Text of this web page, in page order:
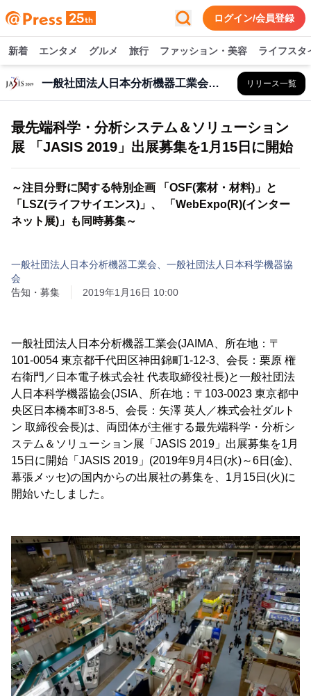
ログイン/会員登録
新着 エンタメ グルメ 旅行 ファッション・美容 ライフスタ
一般社団法人日本分析機器工業会、一般社団法人日本科学機器協会 リリース一覧
最先端科学・分析システム＆ソリューション
展 「JASIS 2019」出展募集を1月15日に開始
～注目分野に関する特別企画 「OSF(素材・材料)」と
「LSZ(ライフサイエンス)」、 「WebExpo(R)(インター
ネット展)」も同時募集～
一般社団法人日本分析機器工業会、一般社団法人日本科学機器協
会
告知・募集
2019年1月16日 10:00
一般社団法人日本分析機器工業会(JAIMA、所在地：〒
101-0054 東京都千代田区神田錦町1-12-3、会長：栗原 権
右衛門／日本電子株式会社 代表取締役社長)と一般社団法
人日本科学機器協会(JSIA、所在地：〒103-0023 東京都中
央区日本橋本町3-8-5、会長：矢澤 英人／株式会社ダルト
ン 取締役会長)は、両団体が主催する最先端科学・分析シ
ステム＆ソリューション展「JASIS 2019」出展募集を1月
15日に開始「JASIS 2019」(2019年9月4日(水)～6日(金)、
幕張メッセ)の国内からの出展社の募集を、1月15日(火)に
開始いたしました。